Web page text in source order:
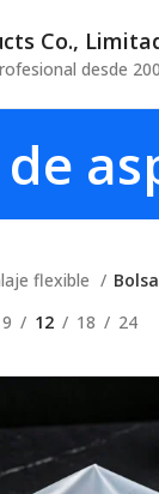
Co.,
desde
de
flexible
9 12 18 24